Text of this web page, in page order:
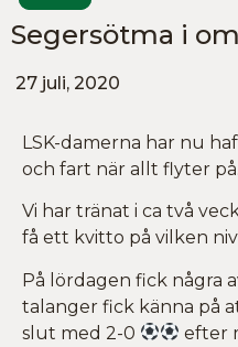
Segersötma i
27 juli, 2020
LSK-damerna har nu
och fart när allt flyter på.
Vi har tränat i ca två
få ett kvitto på vilken
På lördagen fick några
talanger fick känna på
slut med 2-0
efter